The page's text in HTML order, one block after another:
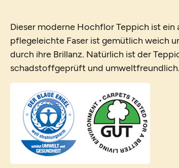
Dieser moderne Hochflor Teppich ist ein
pflegeleichte Faser ist gemütlich weich
durch ihre Brillanz. Natürlich ist der
schadstoffgeprüft und umweltfreundlich.